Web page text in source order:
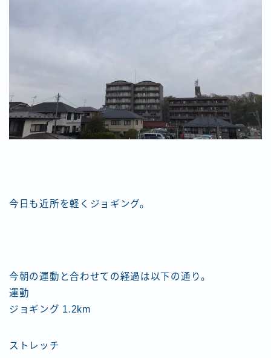
今日も近所を軽くジョギング。
今朝の運動と合わせての経過は以下の通り。
運動
ジョギング 1.2km
ストレッチ